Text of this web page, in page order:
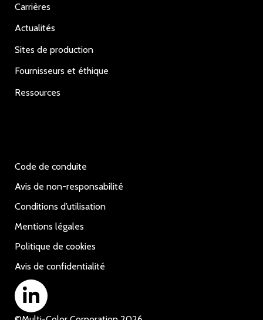
Carrières
Actualités
Sites de production
Fournisseurs et éthique
Ressources
Code de conduite
Avis de non-responsabilité
Conditions d’utilisation
Mentions légales
Politique de cookies
Avis de confidentialité